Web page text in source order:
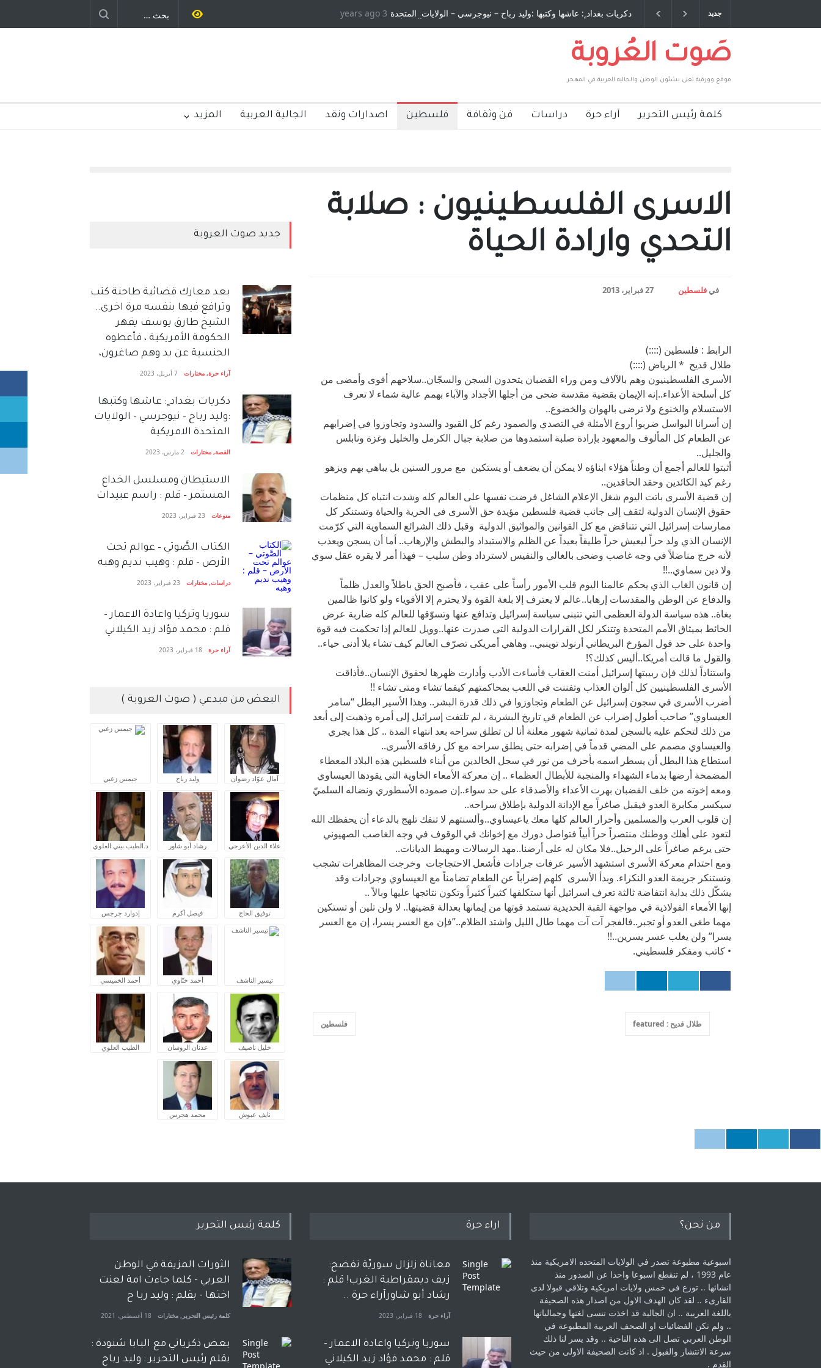
جديد دكريات بغداد ٍ: عاشها وكتبها :وليد رباح – نيوجرسي – الولايات المتحدة
الامريكية
طاحنة كتب وترافع فيها بنفسه مرة اخرى.. الشيخ
صاغرون،
3 years ago
صَوت العُروبة
موقع وورقية تعنى بشئون الوطن والجاليه العربية في المهجر
كلمة رئيس التحرير آراء حرة دراسات فن وثقافة فلسطين اصدارات ونقد الجالية العربية المزيد
الاسرى الفلسطينيون : صلابة
التحدي وارادة الحياة
في فلسطين 27 فبراير، 2013
الرابط : فلسطين (::::)
طلال قديح * الرياض (::::)
الأسرى الفلسطينيون وهم بالآلاف ومن وراء القضبان يتحدون السجن والسجّان..سلاحهم أقوى وأمضى من
كل أسلحة الأعداء..إنه الإيمان بقضية مقدسة ضحى من أجلها الأجداد والآباء بهمم عالية شماء لا تعرف
الاستسلام والخنوع ولا ترضى بالهوان والخضوع..
إن أسرانا البواسل ضربوا أروع الأمثلة في التصدي والصمود رغم كل القيود والسدود وتجاوزوا في إضرابهم
عن الطعام كل المألوف والمعهود بإرادة صلبة استمدوها من صلابة جبال الكرمل والخليل وغزة ونابلس
والجليل..
أثبتوا للعالم أجمع أن وطناً هؤلاء ابناؤه لا يمكن أن يضعف أو يستكين مع مرور السنين بل يباهي بهم ويزهو
رغم كيد الكائدين وحقد الحاقدين..
إن قضية الأسرى باتت اليوم شغل الإعلام الشاغل فرضت نفسها على العالم كله وشدت انتباه كل منظمات
حقوق الإنسان الدولية لتقف إلى جانب قضية فلسطين مؤيدة حق الأسرى في الحرية والحياة وتستنكر كل
ممارسات إسرائيل التي تتناقض مع كل القوانين والمواثيق الدولية وقبل ذلك الشرائع السماوية التي كرّمت
الإنسان الذي ولد حراً ليعيش حراً طليقاً بعيداً عن الظلم والاستبداد والبطش والإرهاب.. أما أن يسجن ويعذب
لأنه خرج مناضلاً في وجه غاصب وضحى بالغالي والنفيس لاسترداد وطن سليب – فهذا أمر لا يقره عقل سوي
ولا دين سماوي..!!
إن قانون الغاب الذي يحكم عالمنا اليوم قلب الأمور رأساً على عقب ، فأصبح الحق باطلاً والعدل ظلماً
والدفاع عن الوطن والمقدسات إرهابا..عالم لا يعترف إلا بلغة القوة ولا يحترم إلا الأقوياء ولو كانوا ظالمين
بغاة.. هذه سياسة الدولة العظمى التي تتبنى سياسة إسرائيل وتدافع عنها وتسوّقها للعالم كله ضاربة عرض
الحائط بميثاق الأمم المتحدة وتتنكر لكل القرارات الدولية التى صدرت عنها..وويل للعالم إذا تحكمت فيه قوة
واحدة على حد قول المؤرخ البريطاني أرنولد توينبي.. وهاهي أمريكى تصرّف العالم كيف تشاء بلا أدنى حياء..
والقول ما قالت أمريكا..أليس كذلك؟!
واستناداً لذلك فإن ربيبتها إسرائيل أمنت العقاب فأساءت الأدب وأدارت ظهرها لحقوق الإنسان..فأذاقت
الأسرى الفلسطينيين كل ألوان العذاب وتفننت في اللعب بمحاكمتهم كيفما تشاء ومتى تشاء !!
أضرب الأسرى في سجون إسرائيل عن الطعام وتجاوزوا في ذلك قدرة البشر.. وهذا الأسير البطل “سامر
العيساوي” صاحب أطول إضراب عن الطعام قي تاريخ البشرية ، لم تلتفت إسرائيل إلى أمره وذهبت إلى أبعد
من ذلك لتحكم عليه بالسجن لمدة ثمانية شهور معلنة أنا لن تطلق سراحه بعد انتهاء المدة .. كل هذا يجري
والعيساوي مصمم على المضي قدماً في إضرابه حتى يطلق سراحه مع كل رفاقه الأسرى..
استطاع هذا البطل أن يسطر اسمه بأحرف من نور في سجل الخالدين من أبناء فلسطين هذه البلاد المعطاء
المضمخة أرضها بدماء الشهداء والمنجبة للأبطال العظماء .. إن معركة الأمعاء الخاوية التي يقودها العيساوي
ومعه إخوته من خلف القضبان بهرت الأعداء والأصدقاء على حد سواء..إن صموده الأسطوري ونضاله السلميّ
سيكسر مكابرة العدو فيقبل صاغراً مع الإدانة الدولية بإطلاق سراحه..
إن قلوب العرب والمسلمين وأحرار العالم كلها معك ياعيساوي..وألسنتهم لا تنفك تلهج بالدعاء أن يحفظك الله
لتعود على أهلك ووطنك منتصراً حراً أبياً فتواصل دورك مع إخوانك في الوقوف في وجه الغاصب الصهيوني
حتى يرغم صاغراً على الرحيل..فلا مكان له على أرضنا..مهد الرسالات ومهبط الديانات..
ومع احتدام معركة الأسرى استشهد الأسير عرفات جرادات فأشعل الاحتجاجات وخرجت المظاهرات تشجب
وتستنكر جريمة العدو النكراء. وبدأ الأسرى كلهم إضراباً عن الطعام تضامناً مع العيساوي وجرادات وقد
يشكّل ذلك بداية انتفاضة ثالثة تعرف اسرائيل أنها ستكلفها كثيراً كثيراً وتكون نتائجها عليها وبالاً ..
إنها الأمعاء الفولاذية في مواجهة القبة الحديدية تستمد قوتها من إيمانها بعدالة قضيتها.. لا ولن تلين أو تستكين
مهما طغى العدو أو تجبر..فالفجر آت آت مهما طال الليل واشتد الظلام..”فإن مع العسر يسرا، إن مع العسر
يسرا” ولن يغلب عسر يسرين..!!
• كاتب ومفكر فلسطيني.
طلال قديح : featured فلسطين
جديد صوت العروبة
بعد معارك قضائية طاحنة كتب
وترافع فيها بنفسه مرة اخرى..
الشيخ طارق يوسف يقهر
الحكومة الأمريكية ، فأعطوه
الجنسية عن يد وهم صاغرون،
آراء حرة, مختارات 7 أبريل، 2023
دكريات بغداد ٍ: عاشها وكتبها
:وليد رباح – نيوجرسي – الولايات
المتحدة الامريكية
القصة, مختارات 2 مارس، 2023
الاستيطان ومسلسل الخداع
المستمر – قلم : راسم عبيدات
منوعات 23 فبراير، 2023
الكتاب الصَّوتي – عوالم تحت
الأرض – قلم : وهيب نديم وهبه
دراسات, مختارات 23 فبراير، 2023
سوريا وتركيا واعادة الاعمار –
قلم : محمد فؤاد زيد الكيلاني
آراء حرة 18 فبراير، 2023
البعض من مبدعي ( صوت العروبة )
آمال عوّاد رضوان وليد رباح جيمس زغبي
علاء الدين الأعرجي رشاد أبو شاور د.الطيب بيتي العلوي
توفيق الحاج فيصل أكرم إدوارد جرجس
تيسير الناشف أحمد ختّاوي أحمد الخميسي
خليل ناصيف عدنان الروسان الطيب العلوي
نايف عبوش محمد هجرس
من نحن؟
اسبوعية مطبوعة تصدر في الولايات المتحده الامريكية منذ
عام 1993 ، لم ‏تنقطع اسبوعا واحدا عن الصدور منذ
انشائها .. توزع في خمس ولايات امريكية ‏وتلاقي قبولا لدى
القارىء ..‏ لقد كان الهدف الاول من اصدار هذه الصحيفة
باللغة العربية .. ان الجالية قد اخذت ‏تنسى لغتها وجمالياتها
.. ولم تكن الفضائيات او الصحف العربية المطبوعة في
الوطن ‏العربي تصل الى هذه الناحية .. وقد يسر لنا ذلك
سرعة الانتشار والقبول . اذ كانت ‏الصحيفة الاولى من حيث
القدم . ‏
اراء حرة
معاناة زلزال سوريّة تفضح:
زيف ديمقراطية الغرب! قلم :
رشاد أبو شاورآراء حرة ..
آراء حرة 18 فبراير، 2023
سوريا وتركيا واعادة الاعمار -
قلم : محمد فؤاد زيد الكيلاني
كلمة رئيس التحرير
الثورات المزيفة في الوطن
العربي - كلما جاءت امة لعنت
اختها - بقلم : وليد ربا ح
كلمة رئيس التحرير , مختارات 18 أغسطس، 2021
بعض ذكرياتي مع البابا شنودة :
بقلم رئيس التحرير : وليد رباح